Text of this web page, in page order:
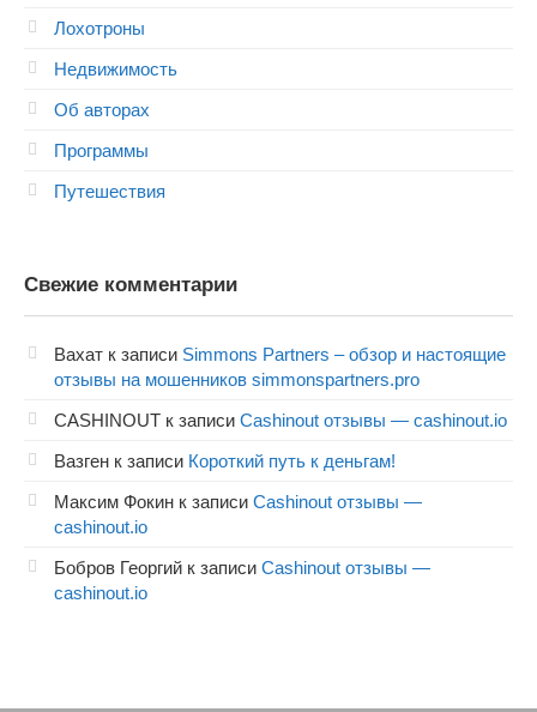
Лохотроны
Недвижимость
Об авторах
Программы
Путешествия
Свежие комментарии
Вахат к записи Simmons Partners – обзор и настоящие
отзывы на мошенников simmonspartners.pro
CASHINOUT к записи Cashinout отзывы — cashinout.io
Вазген к записи Короткий путь к деньгам!
Максим Фокин к записи Cashinout отзывы —
cashinout.io
Бобров Георгий к записи Cashinout отзывы —
cashinout.io